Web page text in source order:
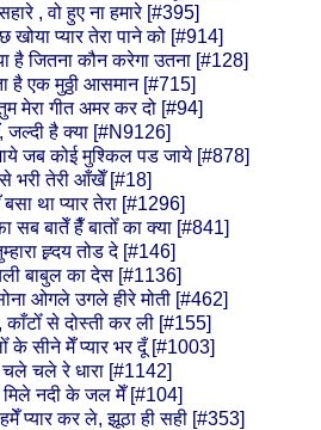
, वो हुए ना हमारे [#395]
प्यार तेरा पाने को [#914]
है जितना कौन करेगा उतना [#128]
है एक मुठ्ठी आसमान [#715]
मेरा गीत अमर कर दो [#94]
जल्दी है क्या [#N9126]
जब कोई मुश्किल पड जाये [#878]
भरी तेरी आँखेँ [#18]
था प्यार तेरा [#1296]
सब बातेँ हैँ बातोँ का क्या [#841]
ह्र्दय तोड दे [#146]
बाबुल का देस [#1136]
ओगले उगले हीरे मोती [#462]
से दोस्ती कर ली [#155]
के सीने मेँ प्यार भर दूँ [#1003]
चले रे धारा [#1142]
नदी के जल मेँ [#104]
प्यार कर ले, झूठा ही सही [#353]